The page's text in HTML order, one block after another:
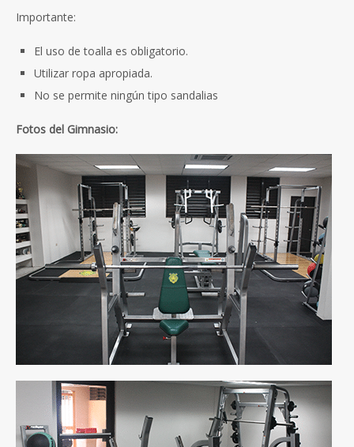
Importante:
El uso de toalla es obligatorio.
Utilizar ropa apropiada.
No se permite ningún tipo sandalias
Fotos del Gimnasio: